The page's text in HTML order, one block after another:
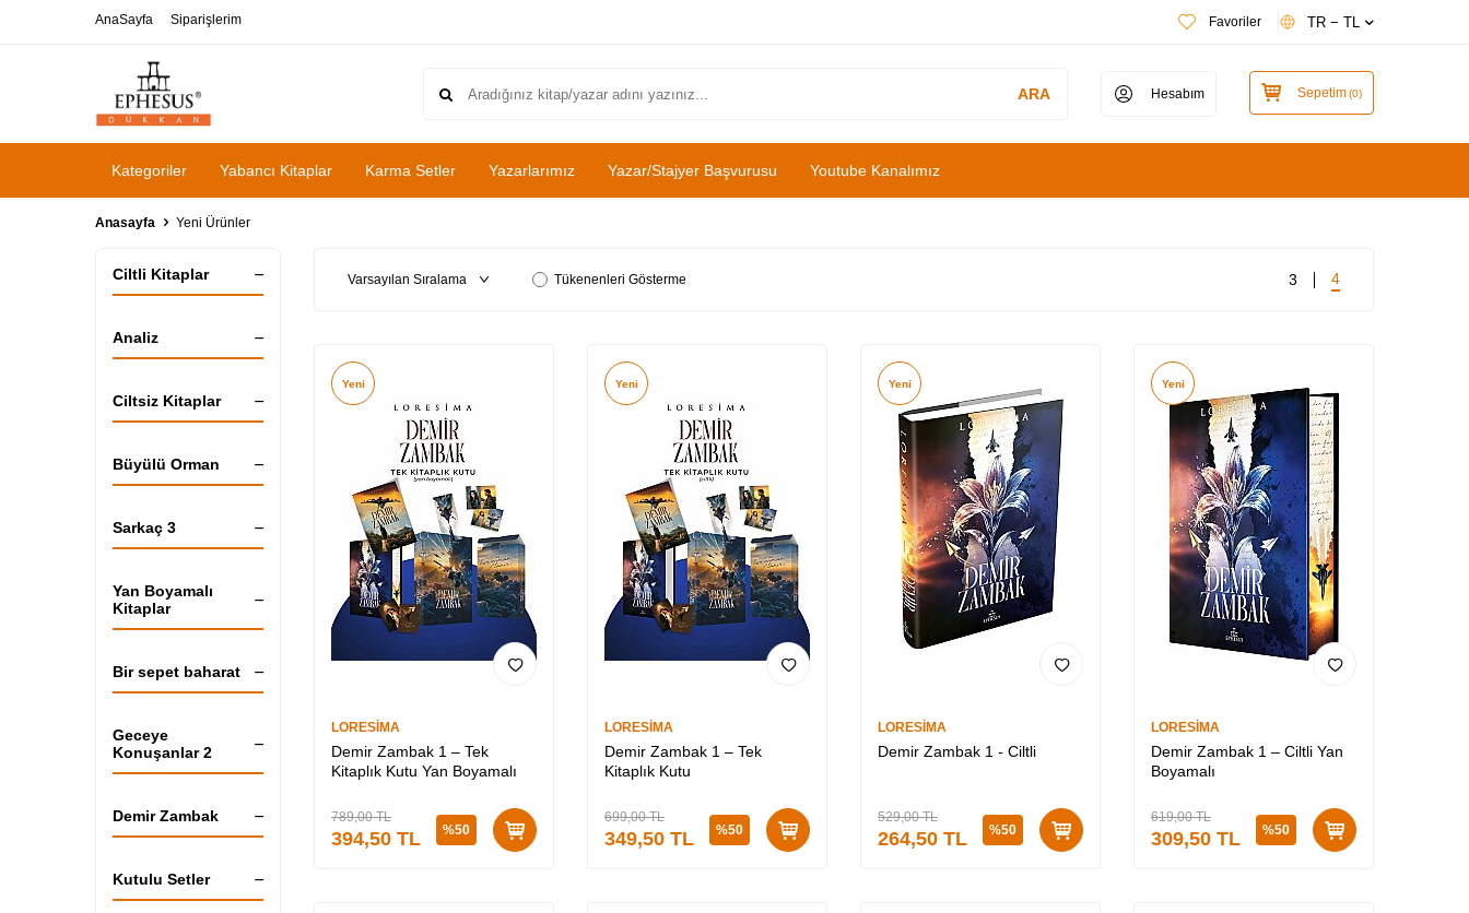
AnaSayfa Siparişlerim Favoriler TR − TL
ARA Hesabım Sepetim(0)
Kategoriler Yabancı Kitaplar Karma Setler Yazarlarımız Yazar/Stajyer Başvurusu Youtube Kanalımız
Anasayfa Yeni Ürünler
Ciltli Kitaplar
Analiz
Ciltsiz Kitaplar
Büyülü Orman
Sarkaç 3
Yan Boyamalı
Kitaplar
Bir sepet baharat
Geceye
Konuşanlar 2
Demir Zambak
Kutulu Setler
Tükenenleri Gösterme 3 4
Yeni
LORESİMA
Demir Zambak 1 – Tek
Kitaplık Kutu Yan Boyamalı
789,00TL
394,50 TL %50
Yeni
LORESİMA
Demir Zambak 1 – Tek
Kitaplık Kutu
699,00TL
349,50 TL %50
Yeni
LORESİMA
Demir Zambak 1 - Ciltli
529,00TL
264,50 TL %50
Yeni
LORESİMA
Demir Zambak 1 – Ciltli Yan
Boyamalı
619,00TL
309,50 TL %50